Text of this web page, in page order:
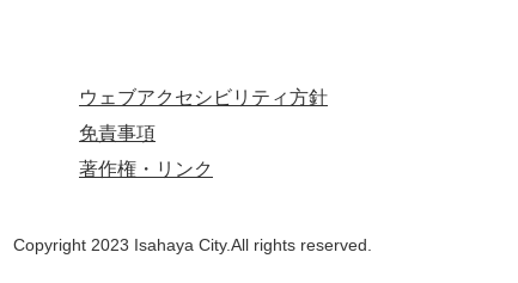
ウェブアクセシビリティ方針
免責事項
著作権・リンク
Copyright 2023 Isahaya City.All rights reserved.